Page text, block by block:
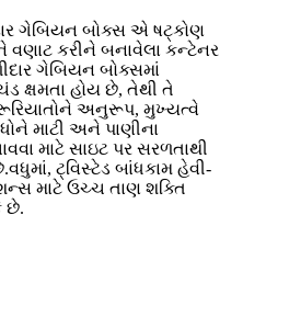
ગેબિયન બોક્સ એ ષટ્કોણ
વણાટ કરીને બનાવેલા કન્ટેનર
ગેબિયન બોક્સમાં
ક્ષમતા હોય છે, તેથી તે
અનુરૂપ, મુખ્યત્વે
માટી અને પાણીના
માટે સાઇટ પર સરળતાથી
ટ્વિસ્ટેડ બાંધકામ હેવી-
માટે ઉચ્ચ તાણ શક્તિ
છે.